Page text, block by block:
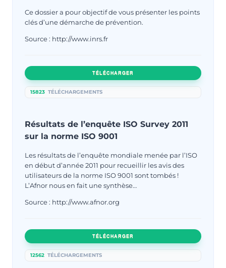
Ce dossier a pour objectif de vous présenter les points
clés d’une démarche de prévention.
Source : http://www.inrs.fr
TÉLÉCHARGER
15823 TÉLÉCHARGEMENTS
Résultats de l’enquête ISO Survey 2011
sur la norme ISO 9001
Les résultats de l’enquête mondiale menée par l’ISO
en début d’année 2011 pour recueillir les avis des
utilisateurs de la norme ISO 9001 sont tombés !
L’Afnor nous en fait une synthèse…
Source : http://www.afnor.org
TÉLÉCHARGER
12562 TÉLÉCHARGEMENTS